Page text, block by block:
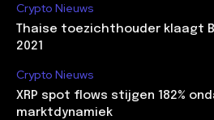
Crypto Nieuws
Thaise toezichthouder klaagt
2021
Crypto Nieuws
XRP spot flows stijgen 182%
marktdynamiek